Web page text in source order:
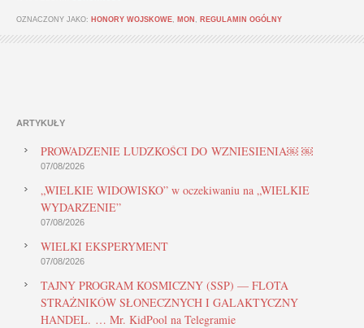
OZNACZONY JAKO: HONORY WOJSKOWE MON REGULAMIN OGÓLNY
ARTYKUŁY
PROWADZENIE LUDZKOŚCI DO WZNIESIENIA￼ ￼
07/08/2026
„WIELKIE WIDOWISKO” w oczekiwaniu na „WIELKIE
WYDARZENIE”
07/08/2026
WIELKI EKSPERYMENT
07/08/2026
TAJNY PROGRAM KOSMICZNY (SSP) — FLOTA
STRAŻNIKÓW SŁONECZNYCH I GALAKTYCZNY
HANDEL. … Mr. KidPool na Telegramie